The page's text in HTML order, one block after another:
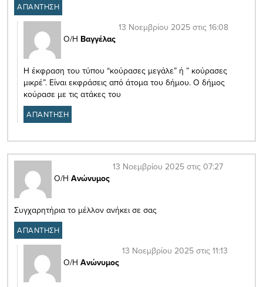
ΑΠΑΝΤΗΣΗ
Ο/Η Βαγγέλας
13 Νοεμβρίου 2025 στις 16:08
Η έκφραση του τύπου “κούρασες μεγάλε” ή ” κούρασες
μικρέ”. Είναι εκφράσεις από άτομα του δήμου. Ο δήμος
κούρασε με τις ατάκες του
ΑΠΑΝΤΗΣΗ
Ο/Η Ανώνυμος
13 Νοεμβρίου 2025 στις 07:27
Συγχαρητήρια το μέλλον ανήκει σε σας
ΑΠΑΝΤΗΣΗ
Ο/Η Ανώνυμος
13 Νοεμβρίου 2025 στις 11:13